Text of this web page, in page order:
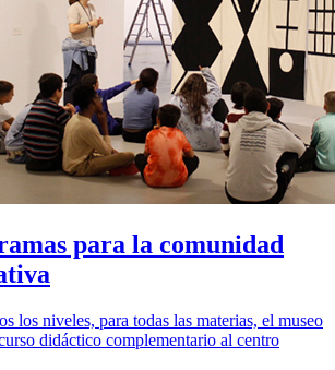
para la comunidad
los niveles, para todas las materias, el museo
didáctico complementario al centro